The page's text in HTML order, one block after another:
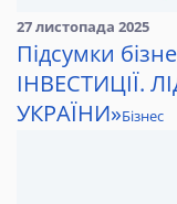
27 листопада 2025
Підсумки
ІНВЕСТИЦІЇ.
УКРАЇНИ»Бізнес